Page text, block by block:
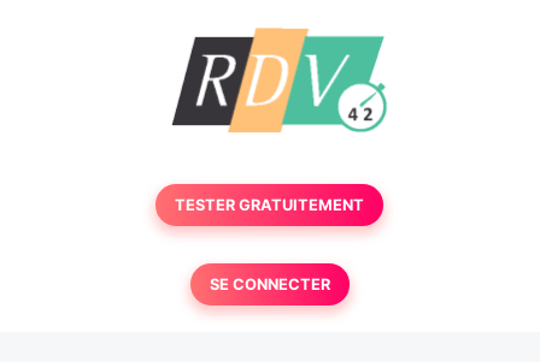
TESTER GRATUITEMENT
SE CONNECTER